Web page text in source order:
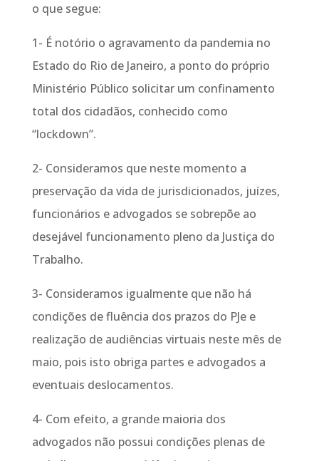
o que segue:
1- É notório o agravamento da pandemia no
Estado do Rio de Janeiro, a ponto do próprio
Ministério Público solicitar um confinamento
total dos cidadãos, conhecido como
“lockdown”.
2- Consideramos que neste momento a
preservação da vida de jurisdicionados, juízes,
funcionários e advogados se sobrepõe ao
desejável funcionamento pleno da Justiça do
Trabalho.
3- Consideramos igualmente que não há
condições de fluência dos prazos do PJe e
realização de audiências virtuais neste mês de
maio, pois isto obriga partes e advogados a
eventuais deslocamentos.
4- Com efeito, a grande maioria dos
advogados não possui condições plenas de